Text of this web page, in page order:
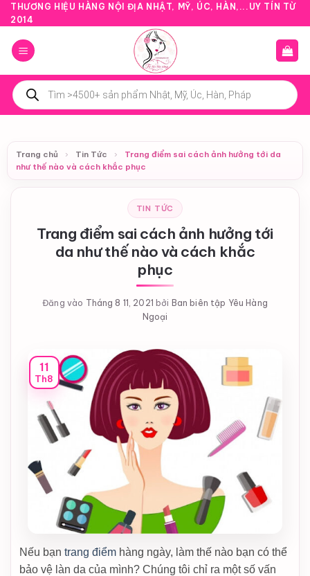
Bỏ
qua
nội
dung
THƯƠNG HIỆU HÀNG NỘI ĐỊA NHẬT, MỸ, ÚC, HÀN,...UY TÍN TỪ
2014
Tìm
kiếm
sản
phẩm
Trang chủ › Tin Tức ›
Trang điểm sai cách ảnh hưởng tới da
như thế nào và cách khắc phục
TIN TỨC
Trang điểm sai cách ảnh hưởng tới
da như thế nào và cách khắc
phục
Đăng vào Tháng 8 11, 2021 bởi Ban biên tập Yêu Hàng
Ngoại
11
Th8
Nếu bạn trang điểm hàng ngày, làm thế nào bạn có thể
bảo vệ làn da của mình? Chúng tôi chỉ ra một số vấn